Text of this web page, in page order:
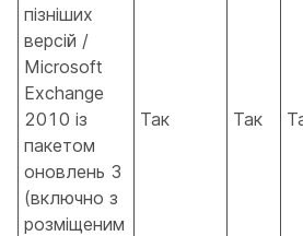
пізніших
версій /
Microsoft
Exchange
2010 із
пакетом
оновлень 3
(включно з
розміщеним
Так Так